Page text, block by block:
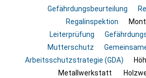
Gefährdungsbeurteilung
Regalinspektion
Leiterprüfung
Mutterschutz
Arbeitsschutzstrategie (GDA)
Metallwerkstatt